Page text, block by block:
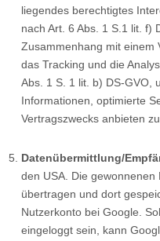
liegendes berechtigtes
nach Art. 6 Abs. 1 S.1 lit. f)
Zusammenhang mit einem
das Tracking und die
Abs. 1 S. 1 lit. b) DS-GVO,
Informationen, optimierte
Vertragszwecks anbieten
Datenübermittlung/
den USA. Die gewonnenen
übertragen und dort
Nutzerkonto bei Google.
eingeloggt sein, kann